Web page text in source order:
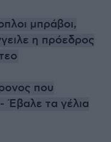
μπράβοι,
η πρόεδρος
που
Έβαλε τα γέλια